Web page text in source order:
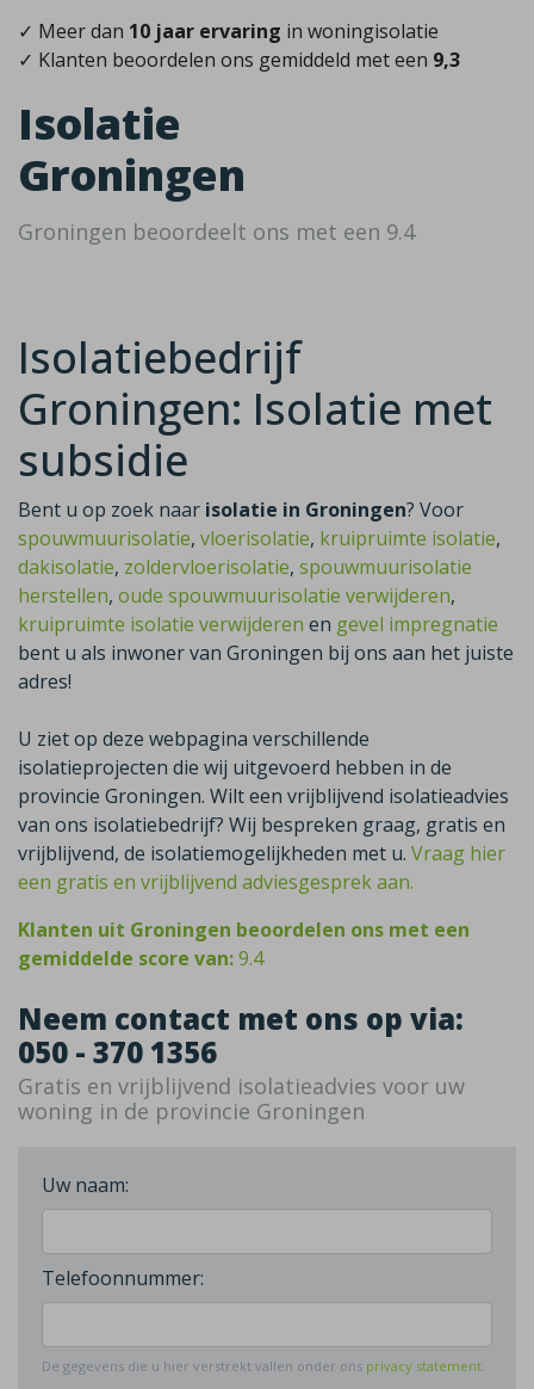
✓ Meer dan 10 jaar ervaring in woningisolatie
✓ Klanten beoordelen ons gemiddeld met een 9,3
Isolatie
Groningen
Groningen beoordeelt ons met een 9.4
Isolatiebedrijf
Groningen: Isolatie met
subsidie
Bent u op zoek naar isolatie in Groningen? Voor
spouwmuurisolatie, vloerisolatie, kruipruimte isolatie,
dakisolatie, zoldervloerisolatie, spouwmuurisolatie
herstellen, oude spouwmuurisolatie verwijderen,
kruipruimte isolatie verwijderen en gevel impregnatie
bent u als inwoner van Groningen bij ons aan het juiste
adres!
U ziet op deze webpagina verschillende
isolatieprojecten die wij uitgevoerd hebben in de
provincie Groningen. Wilt een vrijblijvend isolatieadvies
van ons isolatiebedrijf? Wij bespreken graag, gratis en
vrijblijvend, de isolatiemogelijkheden met u. Vraag hier
een gratis en vrijblijvend adviesgesprek aan.
Klanten uit Groningen beoordelen ons met een
gemiddelde score van:9.4
Neem contact met ons op via:
050 - 370 1356
Gratis en vrijblijvend isolatieadvies voor uw
woning in de provincie Groningen
Uw naam:
Telefoonnummer:
De gegevens die u hier verstrekt vallen onder ons privacy statement.